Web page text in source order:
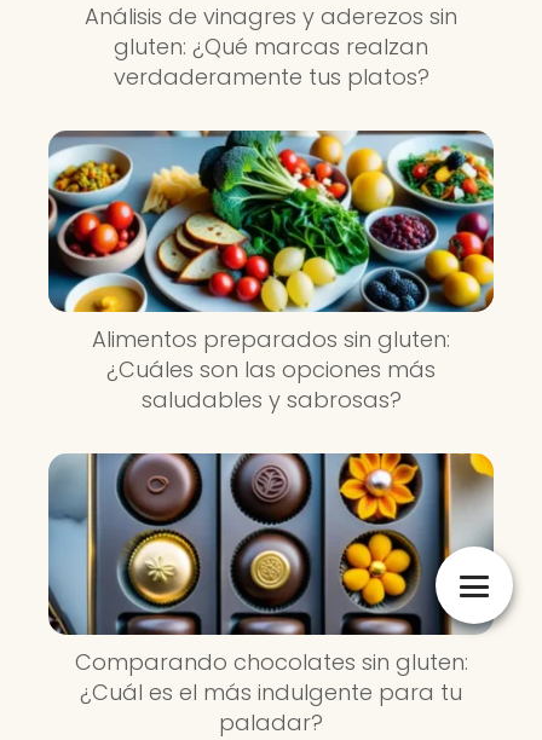
Análisis de vinagres y aderezos sin
gluten: ¿Qué marcas realzan
verdaderamente tus platos?
Alimentos preparados sin gluten:
¿Cuáles son las opciones más
saludables y sabrosas?
Comparando chocolates sin gluten:
¿Cuál es el más indulgente para tu
paladar?